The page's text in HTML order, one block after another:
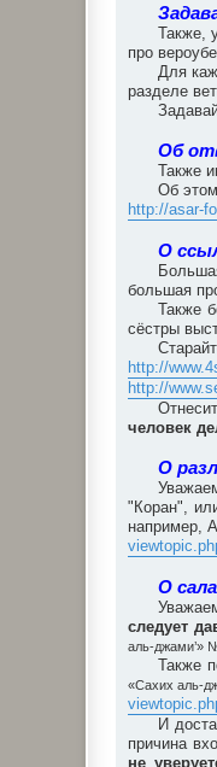
Также,
про
Для
разделе
Об
Также
Об
http://asar-
О
большая
Также
сёстры
http://
http://
человек
О
"Коран",
например,
О
следует
аль-джами’»
Также
«Сахих аль-
И
причина
не